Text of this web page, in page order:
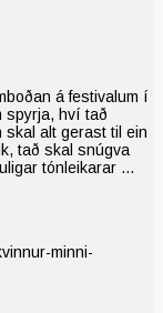
á festivalum í
spyrja, hví tað
alt gerast til ein
tað skal snúgva
tónleikarar …
minni-